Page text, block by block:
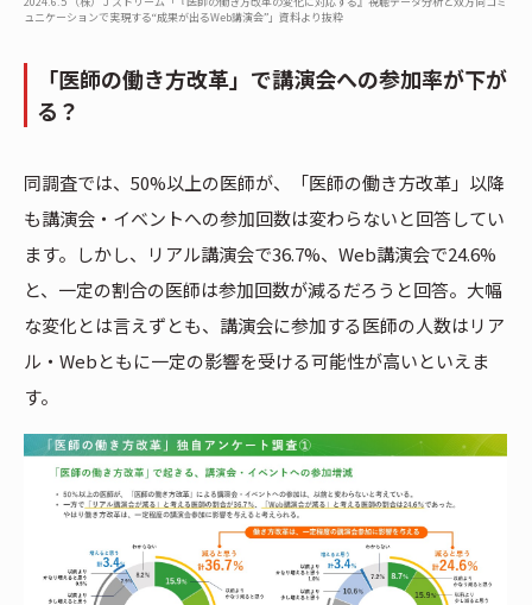
ュニケーションで実現する“成果が出るWeb講演会”」資料より抜粋
「医師の働き方改革」で講演会への参加率が下が
る？
同調査では、50%以上の医師が、「医師の働き方改革」以降
も講演会・イベントへの参加回数は変わらないと回答してい
ます。しかし、リアル講演会で36.7%、Web講演会で24.6%
と、一定の割合の医師は参加回数が減るだろうと回答。大幅
な変化とは言えずとも、講演会に参加する医師の人数はリア
ル・Webともに一定の影響を受ける可能性が高いといえま
す。